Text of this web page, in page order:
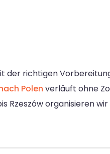
der richtigen
Polen verläuft ohne
Rzeszów organisieren wir